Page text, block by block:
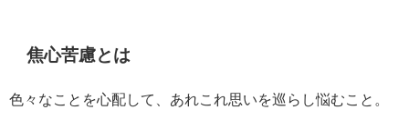
焦心苦慮とは
色々なことを心配して、あれこれ思いを巡らし悩むこと。